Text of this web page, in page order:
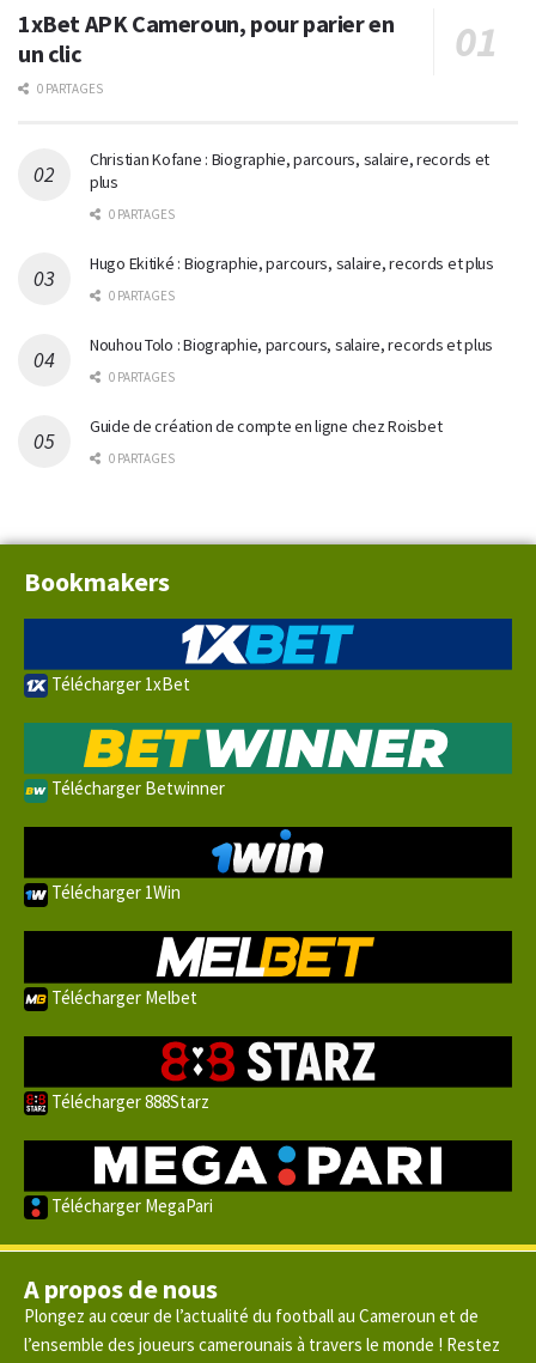
1xBet APK Cameroun, pour parier en
un clic
0 PARTAGES
Christian Kofane : Biographie, parcours, salaire, records et
plus
0 PARTAGES
Hugo Ekitiké : Biographie, parcours, salaire, records et plus
0 PARTAGES
Nouhou Tolo : Biographie, parcours, salaire, records et plus
0 PARTAGES
Guide de création de compte en ligne chez Roisbet
0 PARTAGES
Bookmakers
Télécharger 1xBet
Télécharger Betwinner
Télécharger 1Win
Télécharger Melbet
Télécharger 888Starz
Télécharger MegaPari
A propos de nous
Plongez au cœur de l’actualité du football au Cameroun et de
l’ensemble des joueurs camerounais à travers le monde ! Restez